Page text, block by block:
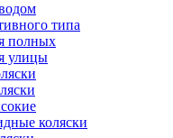
типа
полных
улицы
коляски